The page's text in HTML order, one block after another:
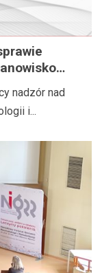
dr hab.
nadzór nad
i...